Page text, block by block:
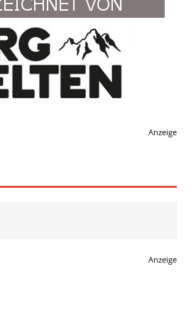
Anzeige
Anzeige